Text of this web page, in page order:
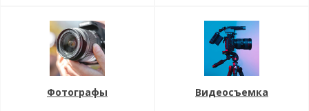
Фотографы Видеосъемка